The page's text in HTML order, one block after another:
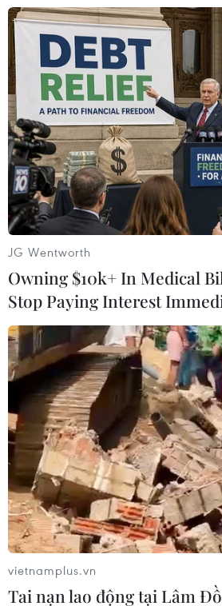
Các cổ động viên tập trung tại Sân
đội tuyển bóng đá U22 Việt Nam.
Các cổ động viên tập trung tại Sân
đội tuyển bóng đá U22 Việt Nam.
Đông đảo cổ động viên Tp.Hồ Chí Minh
Đông đảo cổ động viên Tp.Hồ Chí Minh
Việt Nam trong trận chung kết tranh
tuyển U22 Indonesia tại SEA
Vũ/TTXVN)
JG Wentworth
Owning $10k+ In Medical
Stop Paying Interest
vietnamplus.vn
Tai nạn lao động tại Lâm